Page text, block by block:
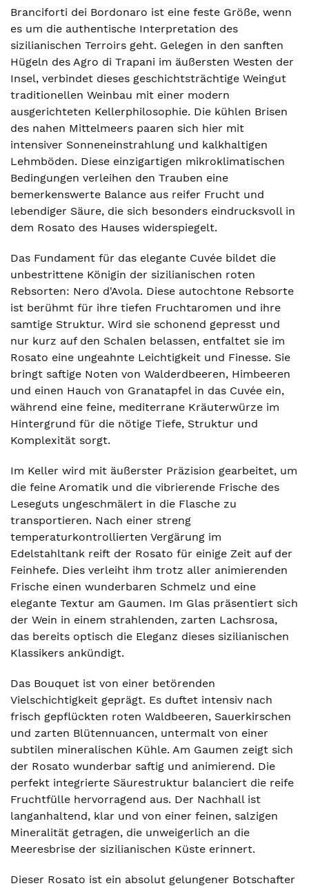
Branciforti dei Bordonaro ist eine feste Größe, wenn
es um die authentische Interpretation des
sizilianischen Terroirs geht. Gelegen in den sanften
Hügeln des Agro di Trapani im äußersten Westen der
Insel, verbindet dieses geschichtsträchtige Weingut
traditionellen Weinbau mit einer modern
ausgerichteten Kellerphilosophie. Die kühlen Brisen
des nahen Mittelmeers paaren sich hier mit
intensiver Sonneneinstrahlung und kalkhaltigen
Lehmböden. Diese einzigartigen mikroklimatischen
Bedingungen verleihen den Trauben eine
bemerkenswerte Balance aus reifer Frucht und
lebendiger Säure, die sich besonders eindrucksvoll in
dem Rosato des Hauses widerspiegelt.
Das Fundament für das elegante Cuvée bildet die
unbestrittene Königin der sizilianischen roten
Rebsorten: Nero d'Avola. Diese autochtone Rebsorte
ist berühmt für ihre tiefen Fruchtaromen und ihre
samtige Struktur. Wird sie schonend gepresst und
nur kurz auf den Schalen belassen, entfaltet sie im
Rosato eine ungeahnte Leichtigkeit und Finesse. Sie
bringt saftige Noten von Walderdbeeren, Himbeeren
und einen Hauch von Granatapfel in das Cuvée ein,
während eine feine, mediterrane Kräuterwürze im
Hintergrund für die nötige Tiefe, Struktur und
Komplexität sorgt.
Im Keller wird mit äußerster Präzision gearbeitet, um
die feine Aromatik und die vibrierende Frische des
Leseguts ungeschmälert in die Flasche zu
transportieren. Nach einer streng
temperaturkontrollierten Vergärung im
Edelstahltank reift der Rosato für einige Zeit auf der
Feinhefe. Dies verleiht ihm trotz aller animierenden
Frische einen wunderbaren Schmelz und eine
elegante Textur am Gaumen. Im Glas präsentiert sich
der Wein in einem strahlenden, zarten Lachsrosa,
das bereits optisch die Eleganz dieses sizilianischen
Klassikers ankündigt.
Das Bouquet ist von einer betörenden
Vielschichtigkeit geprägt. Es duftet intensiv nach
frisch gepflückten roten Waldbeeren, Sauerkirschen
und zarten Blütennuancen, untermalt von einer
subtilen mineralischen Kühle. Am Gaumen zeigt sich
der Rosato wunderbar saftig und animierend. Die
perfekt integrierte Säurestruktur balanciert die reife
Fruchtfülle hervorragend aus. Der Nachhall ist
langanhaltend, klar und von einer feinen, salzigen
Mineralität getragen, die unweigerlich an die
Meeresbrise der sizilianischen Küste erinnert.
Dieser Rosato ist ein absolut gelungener Botschafter